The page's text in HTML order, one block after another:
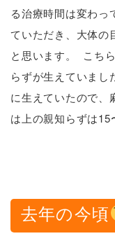
る治療時間は変わっ
ていただき、大体の
と思います。 こち
らずが生えていまし
に生えていたので、
は上の親知らずは15
去年の今頃